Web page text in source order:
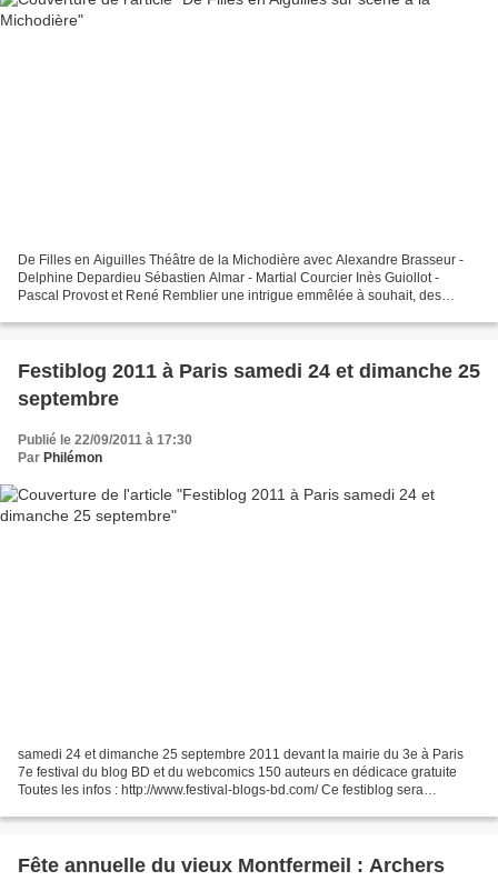
De Filles en Aiguilles Théâtre de la Michodière avec Alexandre Brasseur -
Delphine Depardieu Sébastien Almar - Martial Courcier Inès Guiollot -
Pascal Provost et René Remblier une intrigue emmêlée à souhait, des
Festiblog 2011 à Paris samedi 24 et dimanche 25
septembre
Publié le 22/09/2011 à 17:30
Par Philémon
samedi 24 et dimanche 25 septembre 2011 devant la mairie du 3e à Paris
7e festival du blog BD et du webcomics 150 auteurs en dédicace gratuite
Toutes les infos : http://www.festival-blogs-bd.com/ Ce festiblog sera
Fête annuelle du vieux Montfermeil : Archers